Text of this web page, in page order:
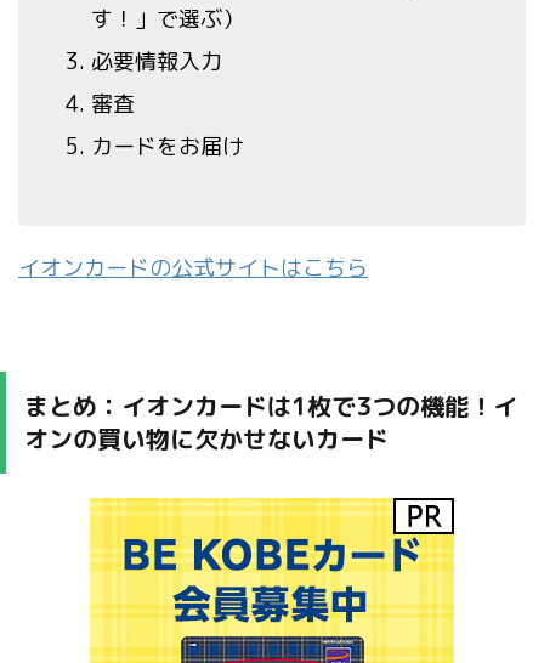
す！」で選ぶ）
必要情報入力
審査
カードをお届け
イオンカードの公式サイトはこちら
まとめ：イオンカードは1枚で3つの機能！イ
オンの買い物に欠かせないカード